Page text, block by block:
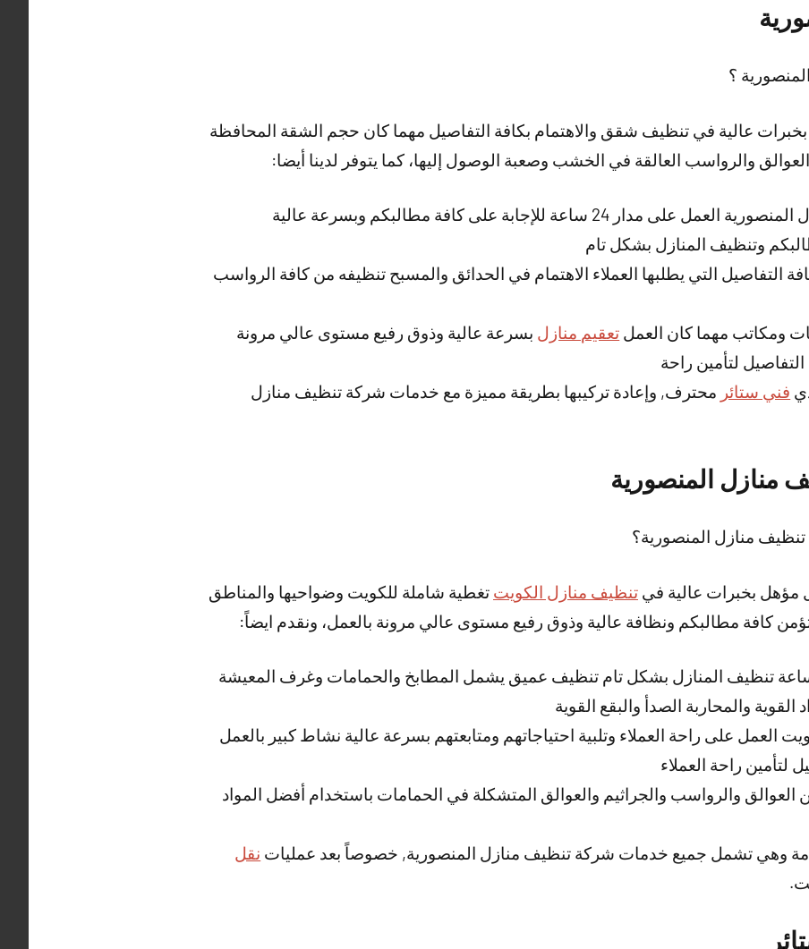
؟
عالية في تنظيف شقق والاهتمام بكافة التفاصيل مهما كان حجم الشقة المحافظة
والرواسب العالقة في الخشب وصعبة الوصول إليها، كما يتوفر لدينا أيضا:
خدمة شركة تنظيف منازل المنصورية العمل على مدار 24 ساعة للإجابة على كافة مطالبكم وبسرعة عالية
وتنظيف المنازل بشكل تام
التفاصيل التي يطلبها العملاء الاهتمام في الحدائق والمسبح تنظيفه من كافة الرواسب
مهما كان العمل تعقيم منازل بسرعة عالية وذوق رفيع مستوى عالي مرونة
التفاصيل لتأمين راحة
فني ستائر محترف, وإعادة تركيبها بطريقة مميزة مع خدمات شركة تنظيف منازل
منازل المنصورية
منازل المنصورية؟
مؤهل بخبرات عالية في تنظيف منازل الكويت تغطية شاملة للكويت وضواحيها والمناطق
كافة مطالبكم ونظافة عالية وذوق رفيع مستوى عالي مرونة بالعمل، ونقدم ايضاً:
24 ساعة تنظيف المنازل بشكل تام تنظيف عميق يشمل المطابخ والحمامات وغرف المعيشة
والمحاربة الصدأ والبقع القوية
العمل على راحة العملاء وتلبية احتياجاتهم ومتابعتهم بسرعة عالية نشاط كبير بالعمل
لتأمين راحة العملاء
والرواسب والجراثيم والعوالق المتشكلة في الحمامات باستخدام أفضل المواد
تامة وهي تشمل جميع خدمات شركة تنظيف منازل المنصورية, خصوصاً بعد عمليات نقل